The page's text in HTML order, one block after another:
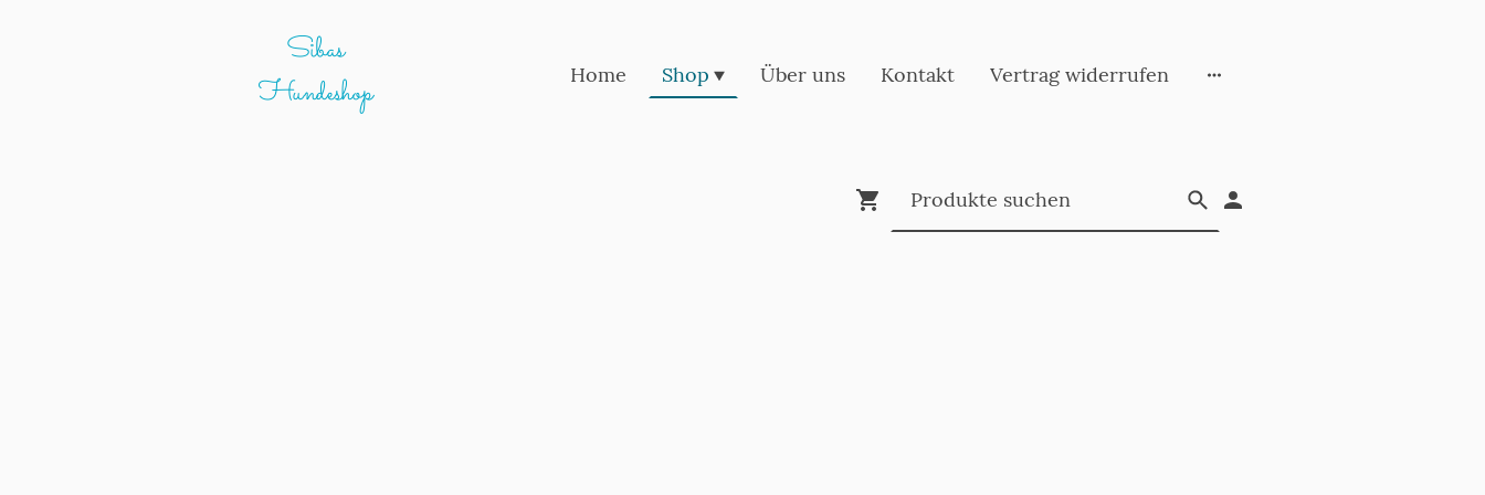
Sibas
Hundeshop
Home Shop Über uns Kontakt Vertrag widerrufen